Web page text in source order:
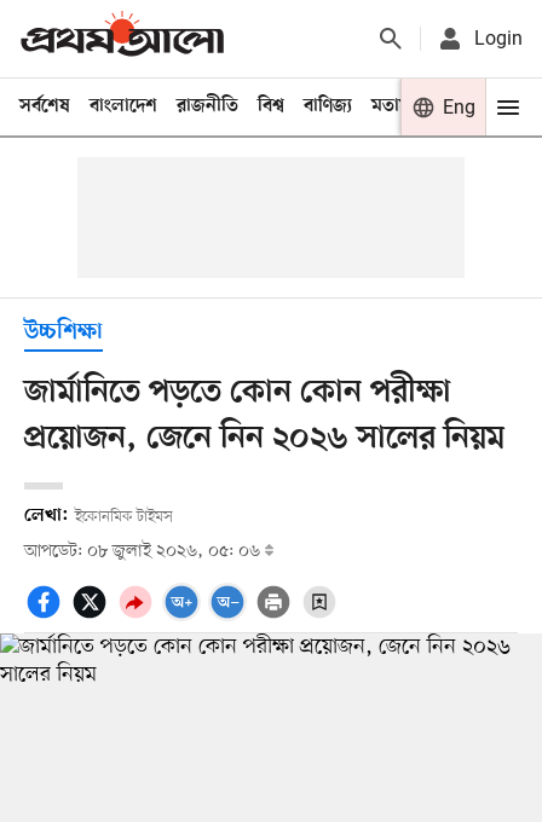
Login
সর্বশেষ বাংলাদেশ রাজনীতি বিশ্ব বাণিজ্য মতামত খেলা
Eng
উচ্চশিক্ষা
জার্মানিতে পড়তে কোন কোন পরীক্ষা
প্রয়োজন, জেনে নিন ২০২৬ সালের নিয়ম
লেখা: ইকোনমিক টাইমস
আপডেট: ০৮ জুলাই ২০২৬, ০৫: ০৬